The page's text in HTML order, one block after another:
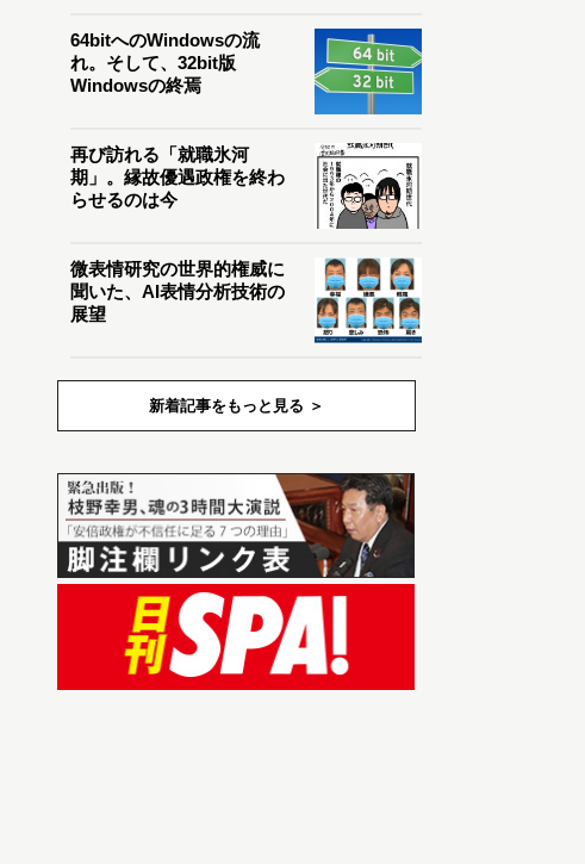
64bitへのWindowsの流
れ。そして、32bit版
Windowsの終焉
再び訪れる「就職氷河
期」。縁故優遇政権を終わ
らせるのは今
微表情研究の世界的権威に
聞いた、AI表情分析技術の
展望
新着記事をもっと見る